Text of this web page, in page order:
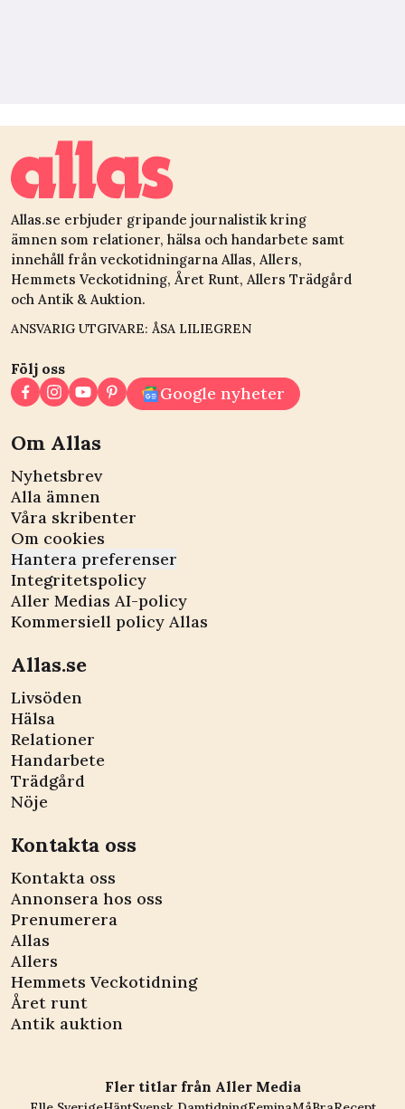
Allas.se erbjuder gripande journalistik kring
ämnen som relationer, hälsa och handarbete samt
innehåll från veckotidningarna Allas, Allers,
Hemmets Veckotidning, Året Runt, Allers Trädgård
och Antik & Auktion.
ANSVARIG UTGIVARE: ÅSA LILIEGREN
Följ oss
Google nyheter
Om Allas
Nyhetsbrev
Alla ämnen
Våra skribenter
Om cookies
Hantera preferenser
Integritetspolicy
Aller Medias AI-policy
Kommersiell policy Allas
Allas.se
Livsöden
Hälsa
Relationer
Handarbete
Trädgård
Nöje
Kontakta oss
Kontakta oss
Annonsera hos oss
Prenumerera
Allas
Allers
Hemmets Veckotidning
Året runt
Antik auktion
Fler titlar från Aller Media